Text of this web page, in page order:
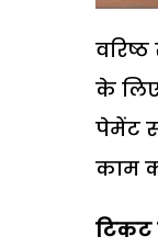
के लिए
पेमेंट
काम
टिकट